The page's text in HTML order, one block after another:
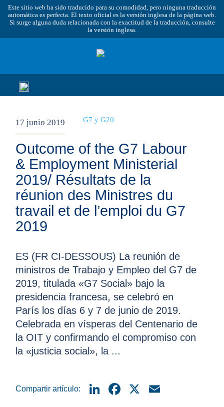
Este sitio web ha sido traducido para su comodidad, pero ninguna traducción
automática es perfecta. El texto oficial es la versión inglesa de la página web.
Si surge alguna duda relacionada con la exactitud de la traducción, consulte
la versión inglesa.
17 junio 2019 G7 y G20
Outcome of the G7 Labour
& Employment Ministerial
2019/ Résultats de la
réunion des Ministres du
travail et de l’emploi du G7
2019
ES (FR CI-DESSOUS) La reunión de
ministros de Trabajo y Empleo del G7 de
2019, titulada «G7 Social» bajo la
presidencia francesa, se celebró en
París los días 6 y 7 de junio de 2019.
Celebrada en vísperas del Centenario de
la OIT y confirmando el compromiso con
la «justicia social», la ...
Compartir artículo: LinkedIn
Facebook
X